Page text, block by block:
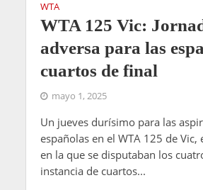
WTA
WTA 125 Vic:
adversa para las
cuartos de final
mayo 1, 2025
Un jueves durísimo para las
españolas en el WTA 125 de Vic,
en la que se disputaban los
instancia de cuartos...